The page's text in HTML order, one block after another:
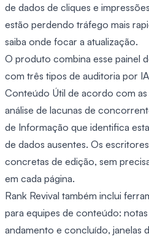
de dados de cliques e
estão perdendo tráfego mais
saiba onde focar a atualização.
O produto combina esse painel
com três tipos de auditoria por
Conteúdo Útil de acordo com
análise de lacunas de
de Informação que identifica
de dados ausentes. Os
concretas de edição, sem
em cada página.
Rank Revival também inclui
para equipes de conteúdo:
andamento e concluído, janelas